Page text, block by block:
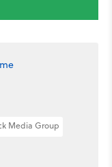
Media Group